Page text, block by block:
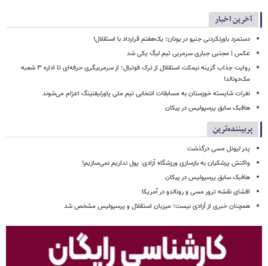
آخرین اخبار
دستمزد باورنکردنی جنپو در یونان؛ یک‌هفتم قرارداد با استقلال!
عکس | مجتبی جباری سرمربی تیم لیگ یکی شد
روایت جذاب گزینه نیمکت استقلال از ترک فوتبال؛ از سرمربیگری حرفه‌ای تا اداره ۳ شعبه
مک‌دونالد!
نفرات شایسته خوزستان به مسابقات انتخابی تیم ملی پاورلیفتینگ اعزام می‌شوند
هافبک سابق پرسپولیس در پیکان
پربیننده‌ترین
پدر لیونل مسی درگذشت
واکنش پزشکیان به بازسازی ورزشگاه آزادی: پول نداریم نمی‌سازیم!
هافبک سابق پرسپولیس در پیکان
افشای نقشه ترور مسی و رونالدو در آمریکا
همچنان خبری از آزادی نیست؛ میزبان استقلال و پرسپولیس مشخص شد